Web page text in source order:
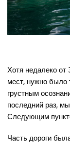
Хотя недалеко
мест, нужно было
грустным
последний раз,
Следующим
Часть дороги